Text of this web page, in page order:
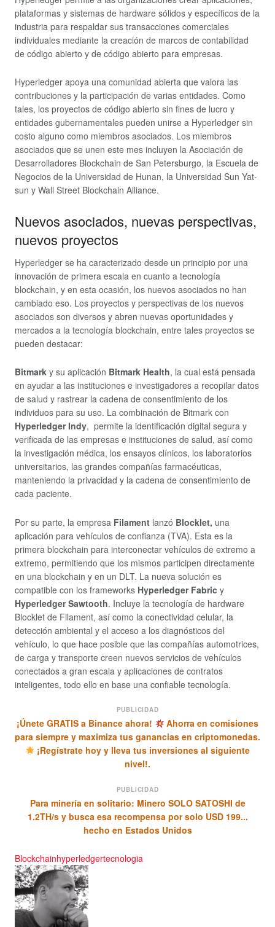
plataformas y sistemas de hardware sólidos y específicos de la
industria para respaldar sus transacciones comerciales
individuales mediante la creación de marcos de contabilidad
de código abierto y de código abierto para empresas.
Hyperledger apoya una comunidad abierta que valora las
contribuciones y la participación de varias entidades. Como
tales, los proyectos de código abierto sin fines de lucro y
entidades gubernamentales pueden unirse a Hyperledger sin
costo alguno como miembros asociados. Los miembros
asociados que se unen este mes incluyen la Asociación de
Desarrolladores Blockchain de San Petersburgo, la Escuela de
Negocios de la Universidad de Hunan, la Universidad Sun Yat-
sun y Wall Street Blockchain Alliance.
Nuevos asociados, nuevas perspectivas,
nuevos proyectos
Hyperledger se ha caracterizado desde un principio por una
innovación de primera escala en cuanto a tecnología
blockchain, y en esta ocasión, los nuevos asociados no han
cambiado eso. Los proyectos y perspectivas de los nuevos
asociados son diversos y abren nuevas oportunidades y
mercados a la tecnología blockchain, entre tales proyectos se
pueden destacar:
Bitmark y su aplicación Bitmark Health, la cual está pensada
en ayudar a las instituciones e investigadores a recopilar datos
de salud y rastrear la cadena de consentimiento de los
individuos para su uso. La combinación de Bitmark con
Hyperledger Indy, permite la identificación digital segura y
verificada de las empresas e instituciones de salud, así como
la investigación médica, los ensayos clínicos, los laboratorios
universitarios, las grandes compañías farmacéuticas,
manteniendo la privacidad y la cadena de consentimiento de
cada paciente.
Por su parte, la empresa Filament lanzó Blocklet, una
aplicación para vehículos de confianza (TVA). Esta es la
primera blockchain para interconectar vehículos de extremo a
extremo, permitiendo que los mismos participen directamente
en una blockchain y en un DLT. La nueva solución es
compatible con los frameworks Hyperledger Fabric y
Hyperledger Sawtooth. Incluye la tecnología de hardware
Blocklet de Filament, así como la conectividad celular, la
detección ambiental y el acceso a los diagnósticos del
vehículo, lo que hace posible que las compañías automotrices,
de carga y transporte creen nuevos servicios de vehículos
conectados a gran escala y aplicaciones de contratos
inteligentes, todo ello en base una confiable tecnología.
PUBLICIDAD
¡Únete GRATIS a Binance ahora!
Ahorra en comisiones
para siempre y maximiza tus ganancias en criptomonedas.
¡Regístrate hoy y lleva tus inversiones al siguiente
nivel!.
PUBLICIDAD
Para minería en solitario: Minero SOLO SATOSHI de
1.2TH/s y busca esa recompensa por solo USD 199...
hecho en Estados Unidos
Blockchainhyperledgertecnologia